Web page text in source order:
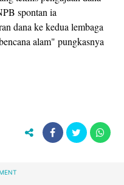
spontan ia
dana ke kedua lembaga
alam" pungkasnya